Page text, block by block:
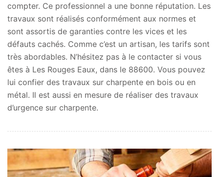
compter. Ce professionnel a une bonne réputation. Les
travaux sont réalisés conformément aux normes et
sont assortis de garanties contre les vices et les
défauts cachés. Comme c’est un artisan, les tarifs sont
très abordables. N’hésitez pas à le contacter si vous
êtes à Les Rouges Eaux, dans le 88600. Vous pouvez
lui confier des travaux sur charpente en bois ou en
métal. Il est aussi en mesure de réaliser des travaux
d’urgence sur charpente.